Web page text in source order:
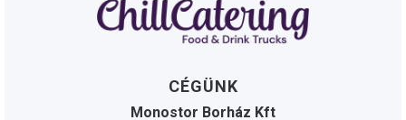
CÉGÜNK
Monostor Borház Kft